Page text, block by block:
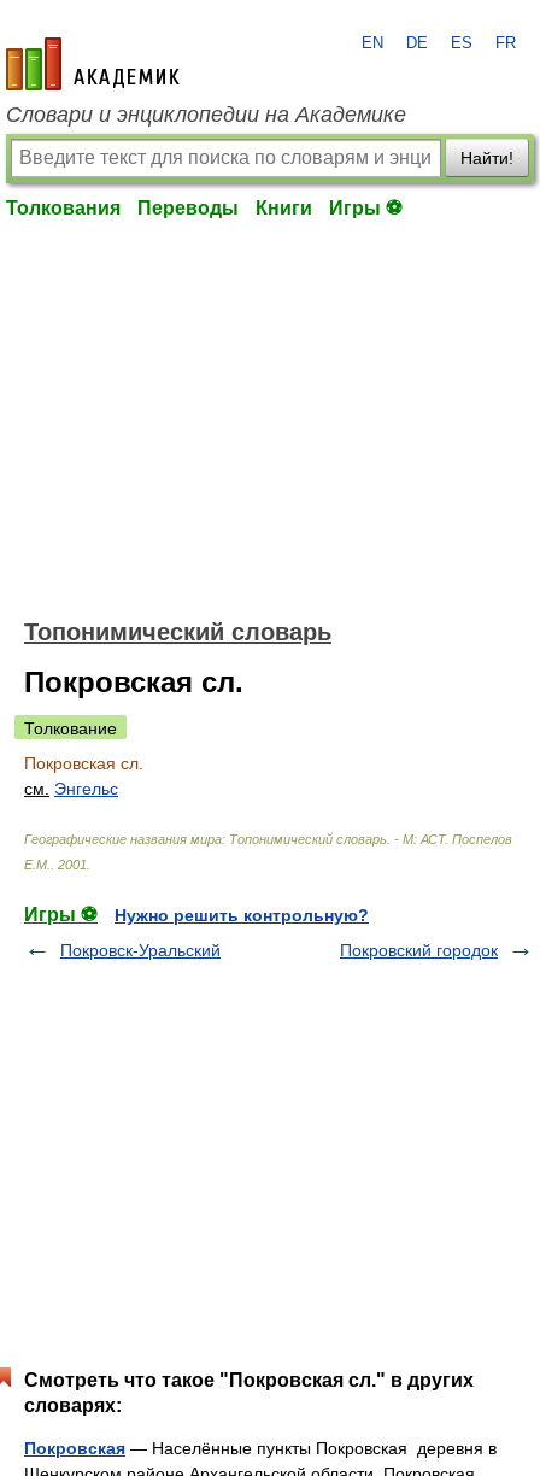
academic.ru
EN DE ES FR
Словари и энциклопедии на Академике
Найти!
Толкования Переводы Книги Игры ⚽
Топонимический словарь
Покровская cл.
Толкование
Покровская cл.
см.
Энгельс
Географические названия мира: Топонимический словарь. - М: АСТ. Поспелов
Е.М.
2001
Игры ⚽
Нужно решить контрольную?
Покровск-Уральский
Покровский городок
Смотреть что такое "Покровская cл." в других
словарях:
Покровская — Населённые пункты Покровская деревня в